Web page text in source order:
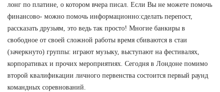
лонг по платине, о котором вчера писал. Если Вы не можете помочь
финансово- можно помочь информационно:сделать перепост,
рассказать друзьям, это ведь так просто! Многие банкиры в
свободное от своей сложной работы время сбиваются в стаи
(зачеркнуто) группы: играют музыку, выступают на фестивалях,
корпоративах и прочих мероприятиях. Сегодня в Лондоне помимо
второй квалификации личного первенства состоится первый раунд
командных соревнований.